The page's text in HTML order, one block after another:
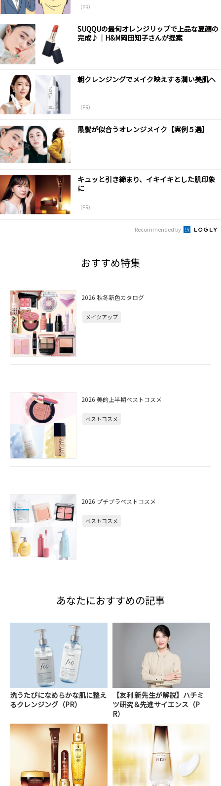
（PR）
SUQQUの最旬オレンジリップで上品な夏顔の
完成♪｜H&M岡田知子さんが提案
朝クレンジングでメイク映えする潤い美肌へ
（PR）
黒髪が似合うオレンジメイク【実例５選】
キュッと引き締まり、イキイキとした肌印象
に
（PR）
Recommended by
おすすめ特集
2026 秋冬新色カタログ
メイクアップ
2026 美的上半期ベストコスメ
ベストコスメ
2026 プチプラベストコスメ
ベストコスメ
あなたにおすすめの記事
洗うたびになめらかな肌に整え
るクレンジング（PR）
【友利 新先生が解説】ハチミ
ツ研究＆先進サイエンス（P
R）